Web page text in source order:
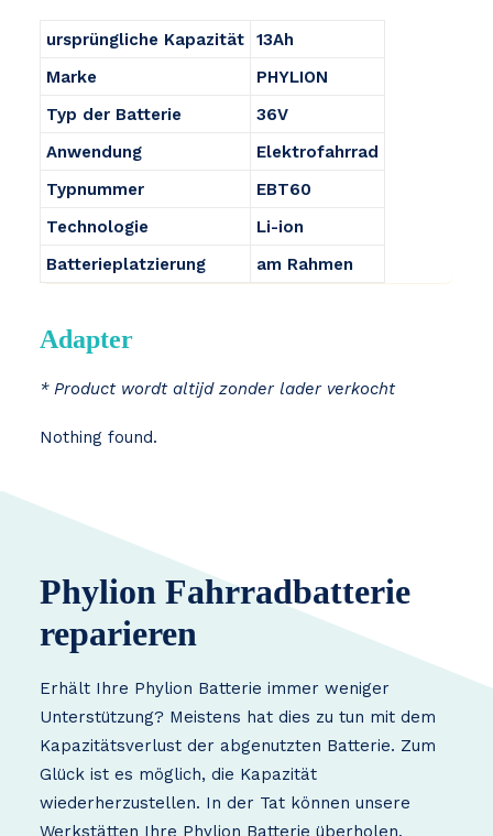
ursprüngliche Kapazität
13Ah
Marke
PHYLION
Typ der Batterie
36V
Anwendung
Elektrofahrrad
Typnummer
EBT60
Technologie
Li-ion
Batterieplatzierung
am Rahmen
Adapter
* Product wordt altijd zonder lader verkocht
Nothing found.
Phylion Fahrradbatterie
reparieren
Erhält Ihre Phylion Batterie immer weniger
Unterstützung? Meistens hat dies zu tun mit dem
Kapazitätsverlust der abgenutzten Batterie. Zum
Glück ist es möglich, die Kapazität
wiederherzustellen. In der Tat können unsere
Werkstätten Ihre Phylion Batterie überholen.